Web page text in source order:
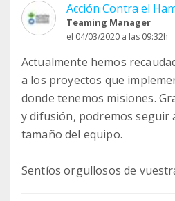
Acción Contra el
Teaming Manager
el 04/03/2020 a las 09:32h
Actualmente hemos
a los proyectos que
donde tenemos misiones.
y difusión, podremos seguir
tamaño del equipo.
Sentíos orgullosos de